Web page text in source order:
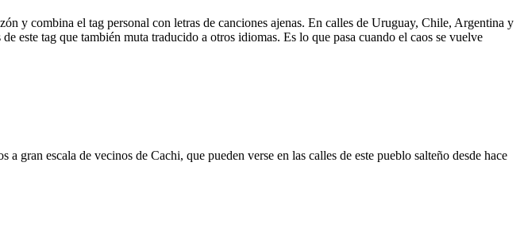
y combina el tag personal con letras de canciones ajenas. En calles de Uruguay, Chile, Argentina y
este tag que también muta traducido a otros idiomas. Es lo que pasa cuando el caos se vuelve
escala de vecinos de Cachi, que pueden verse en las calles de este pueblo salteño desde hace